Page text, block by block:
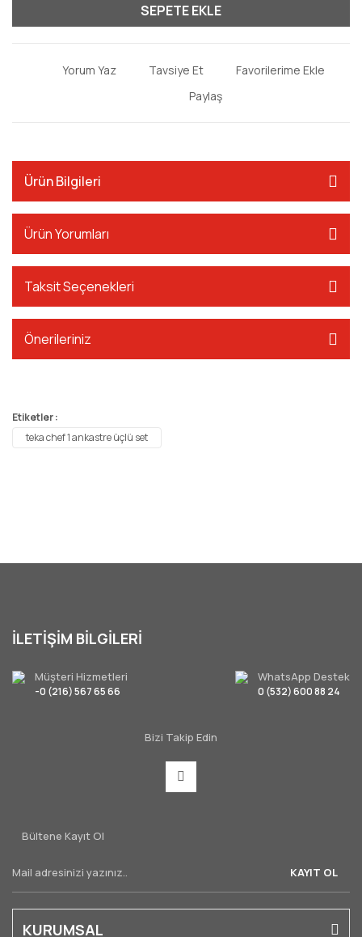
SEPETE EKLE
Yorum Yaz
Tavsiye Et
Paylaş
Ürün Bilgileri
Ürün Yorumları
Taksit Seçenekleri
Önerileriniz
Etiketler :
teka chef 1 ankastre üçlü set
İLETİŞİM BİLGİLERİ
Müşteri Hizmetleri
-0 (216) 567 65 66
WhatsApp Destek
0 (532) 600 88 24
Bizi Takip Edin
Bültene Kayıt Ol
KAYIT OL
KURUMSAL